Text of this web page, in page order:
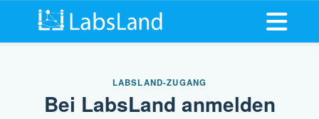
Menü
LABSLAND-ZUGANG
Bei LabsLand anmelden